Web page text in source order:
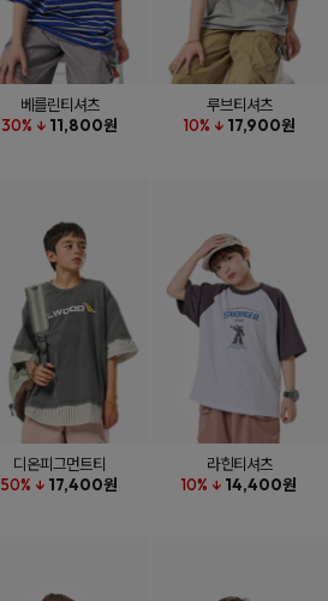
베를린티셔츠
30% ↓ 11,800원
루브티셔츠
10% ↓ 17,900원
디온피그먼트티
50% ↓ 17,400원
라힌티셔츠
10% ↓ 14,400원